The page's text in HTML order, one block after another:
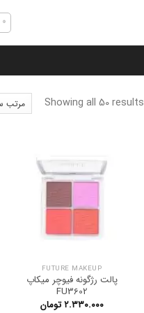
۰
Showing all 50 results
FUTURE MAKEUP
پالت رژگونه فیوچر میکاپ
FU3602
۲.۳۳۰.۰۰۰ تومان